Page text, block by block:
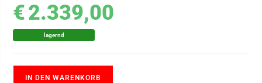
€2.339,00
lagernd
IN DEN WARENKORB